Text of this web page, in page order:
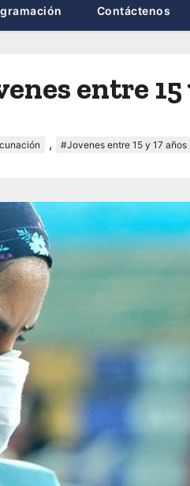
Contáctenos
entre
, #Jovenes entre 15 y 17 años